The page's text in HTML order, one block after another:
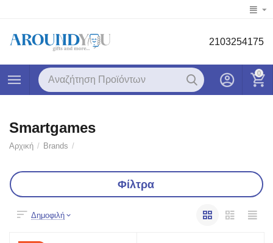
2103254175
0
Smartgames
Αρχική / Brands /
Φίλτρα
Δημοφιλή